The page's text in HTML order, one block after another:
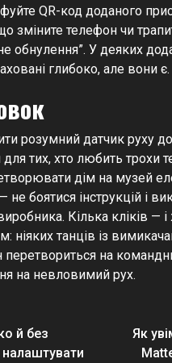
QR-код доданого
зміните телефон чи
обнулення”. У деяких
глибоко, але вони є.
розумний датчик руху
тих, хто любить трохи
дім на музей
не боятися інструкцій і
Кілька кліків —
ніяких танців із
перетвориться на
на невловимий рух.
й без
Як